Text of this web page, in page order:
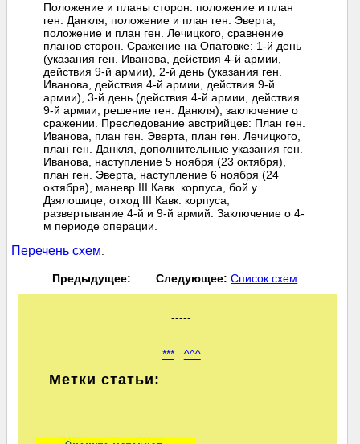
Положение и планы сторон: положение и план
ген. Данкля, положение и план ген. Эверта,
положение и план ген. Лечицкого, сравнение
планов сторон. Сражение на Опатовке: 1-й день
(указания ген. Иванова, действия 4-й армии,
действия 9-й армии), 2-й день (указания ген.
Иванова, действия 4-й армии, действия 9-й
армии), 3-й день (действия 4-й армии, действия
9-й армии, решение ген. Данкля), заключение о
сражении. Преследование австрийцев: План ген.
Иванова, план ген. Эверта, план ген. Лечицкого,
план ген. Данкля, дополнительные указания ген.
Иванова, наступление 5 ноября (23 октября),
план ген. Эверта, наступление 6 ноября (24
октября), маневр III Кавк. корпуса, бой у
Дзялошице, отход III Кавк. корпуса,
развертывание 4-й и 9-й армий. Заключение о 4-
м периоде операции.
Перечень схем
Предыдущее: Следующее: Список схем
-----
*** ^^^
Метки статьи: